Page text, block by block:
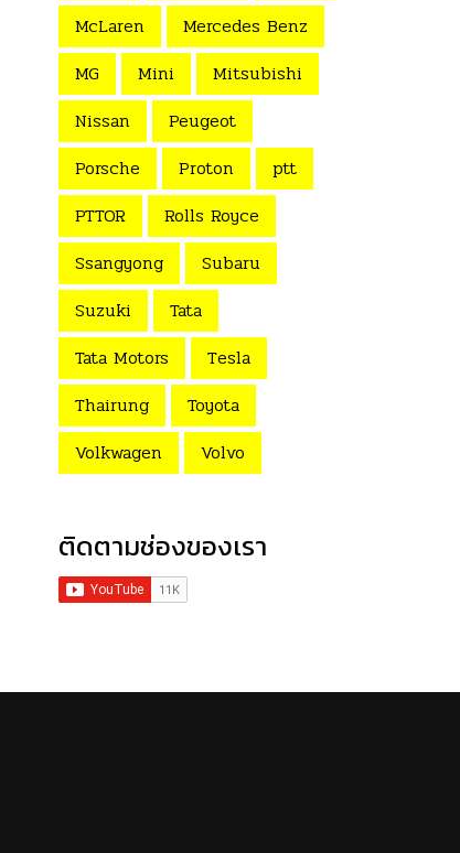
McLaren
Mercedes Benz
MG
Mini
Mitsubishi
Nissan
Peugeot
Porsche
Proton
ptt
PTTOR
Rolls Royce
Ssangyong
Subaru
Suzuki
Tata
Tata Motors
Tesla
Thairung
Toyota
Volkwagen
Volvo
ติดตามช่องของเรา